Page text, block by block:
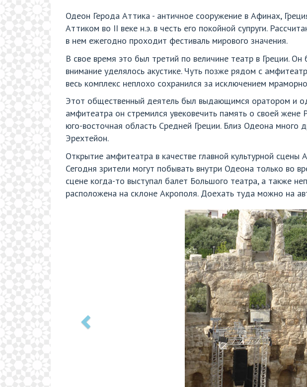
Одеон Герода Аттика - античное сооружение в Афинах,
Аттиком во II веке н.э. в честь его покойной супруги.
в нем ежегодно проходит фестиваль мирового значения.
В свое время это был третий по величине театр в Греции.
внимание уделялось акустике. Чуть позже рядом с
весь комплекс неплохо сохранился за исключением
Этот общественный деятель был выдающимся оратором и
амфитеатра он стремился увековечить память о своей жене
юго-восточная область Средней Греции. Близ Одеона много
Эрехтейон.
Открытие амфитеатра в качестве главной культурной сцены
Сегодня зрители могут побывать внутри Одеона только во
сцене когда-то выступал балет Большого театра, а также
расположена на склоне Акрополя. Доехать туда можно на